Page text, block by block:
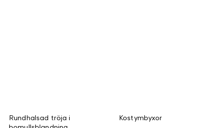
Rundhalsad tröja i
Kostymbyxor